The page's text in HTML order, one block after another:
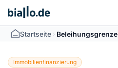
Startseite > Beleihungsgrenze
Immobilienfinanzierung